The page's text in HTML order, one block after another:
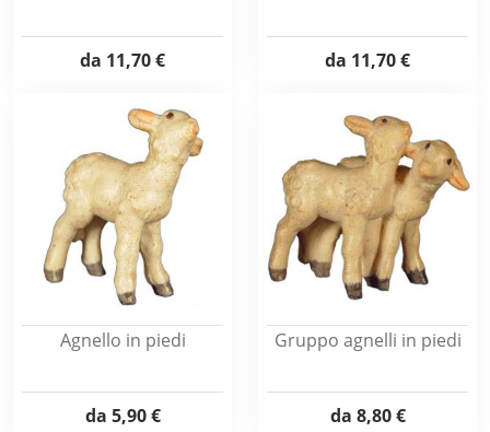
da 11,70 € da 11,70 €
Agnello in piedi
da 5,90 €
Gruppo agnelli in piedi
da 8,80 €